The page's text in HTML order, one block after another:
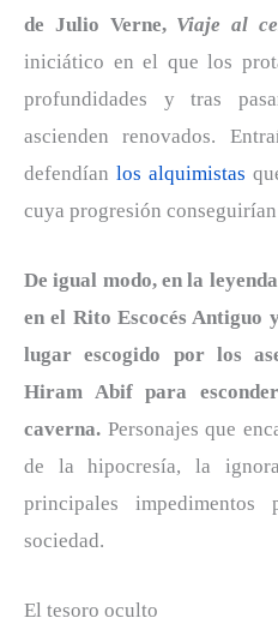
de Julio Verne, Viaje al
iniciático en el que los
profundidades y tras
ascienden renovados.
defendían los alquimistas
cuya progresión
De igual modo, en la
en el Rito Escocés Antiguo
lugar escogido por los
Hiram Abif para
caverna. Personajes que
de la hipocresía, la
principales
sociedad.
El tesoro oculto